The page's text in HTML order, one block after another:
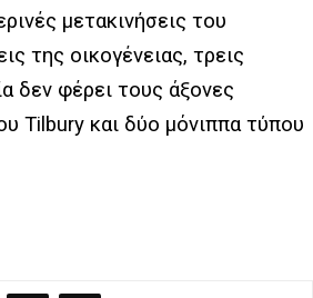
μετακινήσεις του
της οικογένειας, τρεις
δεν φέρει τους άξονες
Tilbury και δύο μόνιππα τύπου